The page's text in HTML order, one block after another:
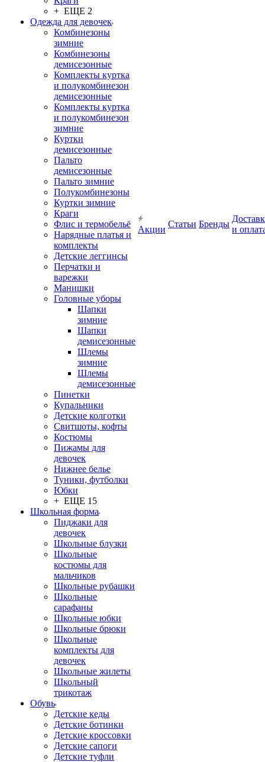
+ ЕЩЕ 2
Одежда для девочек
Комбинезоны
зимние
Комбинезоны
демисезонные
Комплекты куртка
и полукомбинезон
демисезонные
Комплекты куртка
и полукомбинезон
зимние
Куртки
демисезонные
Пальто
демисезонные
Пальто зимние
Полукомбинезоны
Куртки зимние
Краги
Флис и термобельё
Нарядные платья и
комплекты
Детские леггинсы
Перчатки и
варежки
Манишки
Головные уборы
Шапки
зимние
Шапки
демисезонные
Шлемы
зимние
Шлемы
демисезонные
Пинетки
Купальники
Детские колготки
Свитшоты, кофты
Костюмы
Пижамы для
девочек
Нижнее белье
Туники, футболки
Юбки
+ ЕЩЕ 15
Школьная форма
Пиджаки для
девочек
Школьные блузки
Школьные
костюмы для
мальчиков
Школьные рубашки
Школьные
сарафаны
Школьные юбки
Школьные брюки
Школьные
комплекты для
девочек
Школьные жилеты
Школьный
трикотаж
Обувь
Детские кеды
Детские ботинки
Детские кроссовки
Детские сапоги
Детские туфли
Акции
Статьи Бренды
и